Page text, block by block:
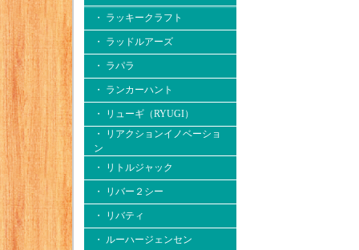
・ ラッキークラフト
・ ラッドルアーズ
・ ラパラ
・ ランカーハント
・ リューギ（RYUGI）
・ リアクションイノベーショ
ン
・ リトルジャック
・ リバー２シー
・ リバティ
・ ルーハージェンセン